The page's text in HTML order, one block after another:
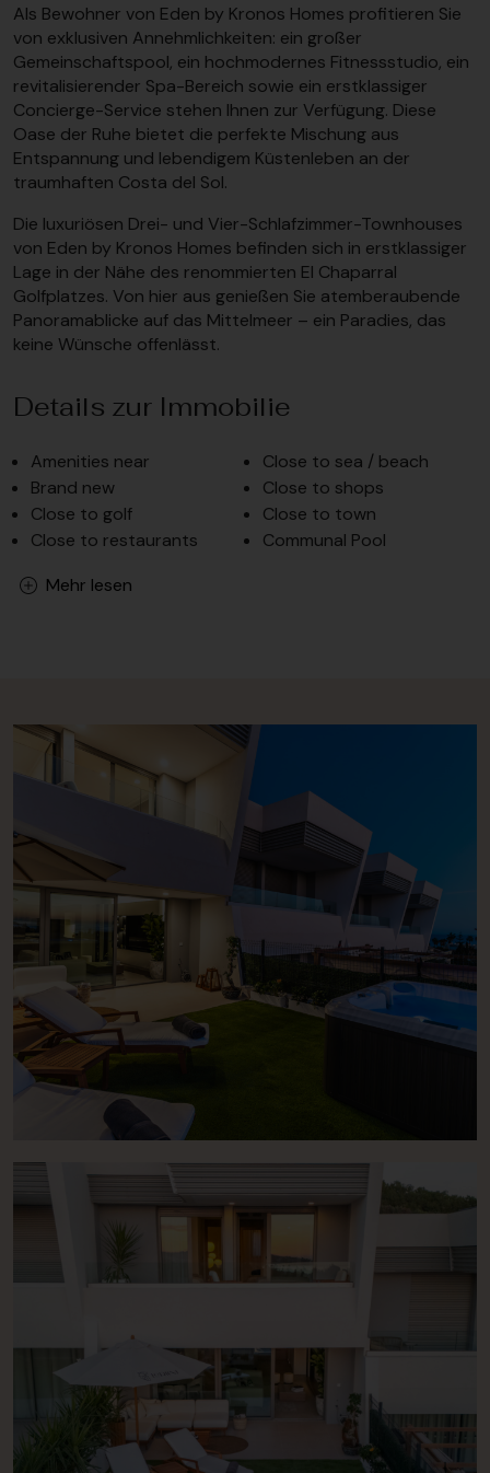
Als Bewohner von Eden by Kronos Homes profitieren Sie
von exklusiven Annehmlichkeiten: ein großer
Gemeinschaftspool, ein hochmodernes Fitnessstudio, ein
revitalisierender Spa-Bereich sowie ein erstklassiger
Concierge-Service stehen Ihnen zur Verfügung. Diese
Oase der Ruhe bietet die perfekte Mischung aus
Entspannung und lebendigem Küstenleben an der
traumhaften Costa del Sol.
Die luxuriösen Drei- und Vier-Schlafzimmer-Townhouses
von Eden by Kronos Homes befinden sich in erstklassiger
Lage in der Nähe des renommierten El Chaparral
Golfplatzes. Von hier aus genießen Sie atemberaubende
Panoramablicke auf das Mittelmeer – ein Paradies, das
keine Wünsche offenlässt.
Details zur Immobilie
Amenities near
Brand new
Close to golf
Close to restaurants
Close to sea / beach
Close to shops
Close to town
Communal Pool
Mehr lesen